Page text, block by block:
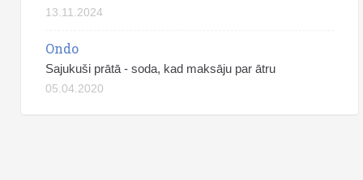
13.11.2024
Ondo
Sajukuši prātā - soda, kad maksāju par ātru
05.04.2020